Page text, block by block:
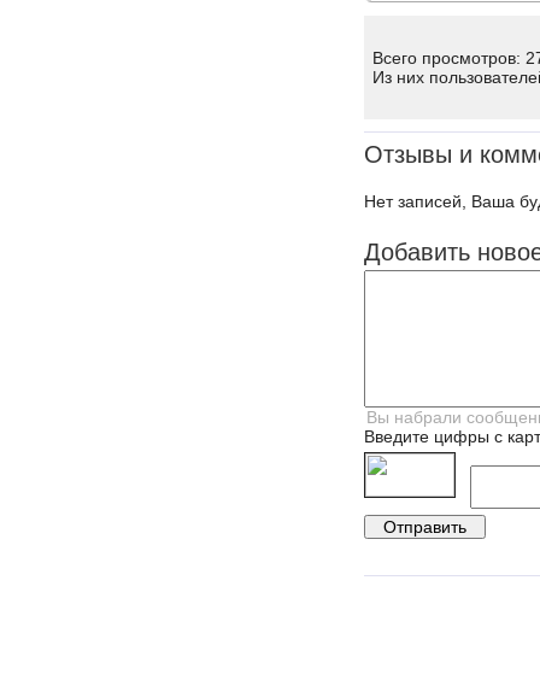
Всего просмотров:
Из них
Отзывы и
Нет записей, Ваша
Добавить
Введите цифры с